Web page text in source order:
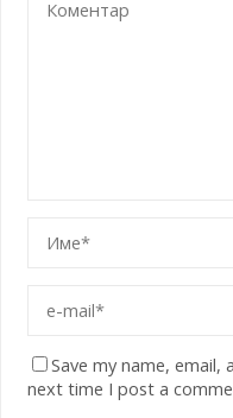
Save my name,
next time I post a